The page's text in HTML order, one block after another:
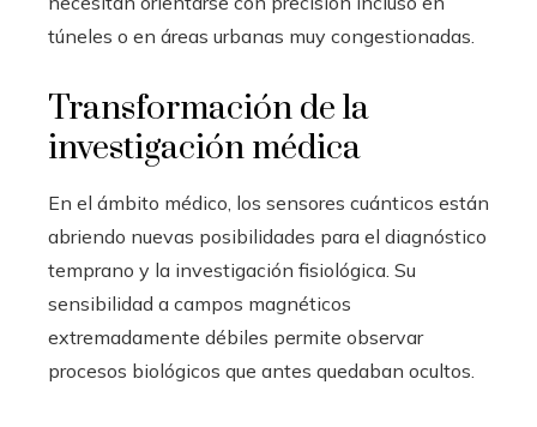
túneles o en áreas urbanas muy congestionadas.
Transformación de la
investigación médica
En el ámbito médico, los sensores cuánticos están
abriendo nuevas posibilidades para el diagnóstico
temprano y la investigación fisiológica. Su
sensibilidad a campos magnéticos
extremadamente débiles permite observar
procesos biológicos que antes quedaban ocultos.